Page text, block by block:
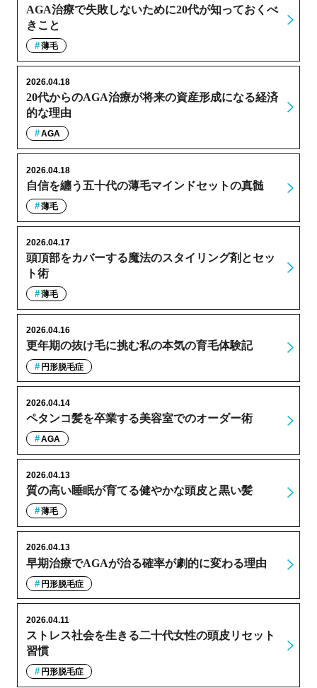
AGA治療で失敗しないために20代が知っておくべ
きこと
薄毛
20代からのAGA治療が将来の資産形成になる経済
的な理由
2026.04.18
AGA
自信を纏う五十代の薄毛マインドセットの真髄
2026.04.18
薄毛
頭頂部をカバーする魔法のスタイリング剤とセッ
ト術
2026.04.17
薄毛
更年期の抜け毛に挑む私の本気の育毛体験記
2026.04.16
円形脱毛症
ペタンコ髪を卒業する美容室でのオーダー術
2026.04.14
AGA
質の高い睡眠が育てる健やかな頭皮と黒い髪
2026.04.13
薄毛
早期治療でAGAが治る確率が劇的に変わる理由
2026.04.13
円形脱毛症
ストレス社会を生きる二十代女性の頭皮リセット
習慣
2026.04.11
円形脱毛症